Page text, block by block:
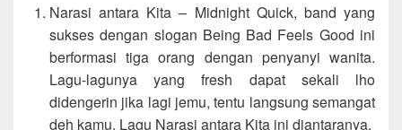
Narasi antara Kita – Midnight Quick, band yang
sukses dengan slogan Being Bad Feels Good ini
berformasi tiga orang dengan penyanyi wanita.
Lagu-lagunya yang fresh dapat sekali lho
didengerin jika lagi jemu, tentu langsung semangat
deh kamu. Lagu Narasi antara Kita ini diantaranya.